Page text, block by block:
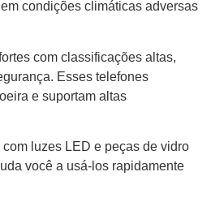
condições climáticas adversas
com classificações altas,
Esses telefones
e suportam altas
luzes LED e peças de vidro
você a usá-los rapidamente